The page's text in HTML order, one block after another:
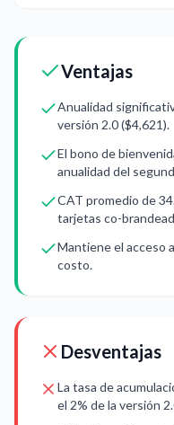
Ventajas
Anualidad
versión 2.0 ($4,621).
El bono de
anualidad del
CAT promedio de
tarjetas co-
Mantiene el acceso
costo.
Desventajas
La tasa de
el 2% de la versión